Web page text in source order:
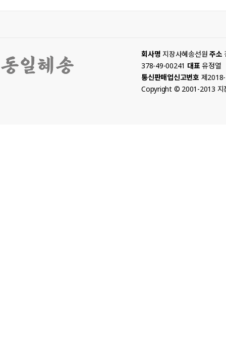
회사명 지장사혜송선원 주소
378-49-00241 대표 유정열
통신판매업신고번호 제
Copyright © 2001-2013 지